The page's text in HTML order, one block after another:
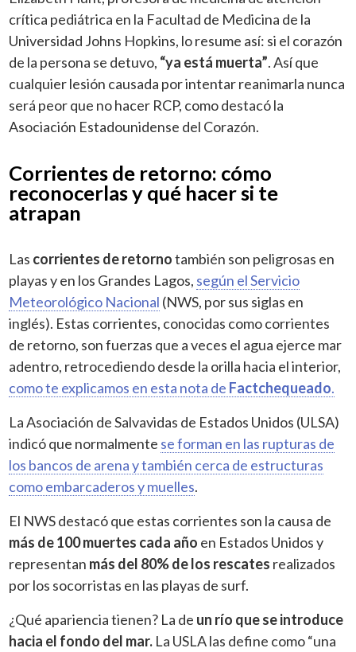
crítica pediátrica en la Facultad de Medicina de la
Universidad Johns Hopkins, lo resume así: si el corazón
de la persona se detuvo, “ya está muerta”. Así que
cualquier lesión causada por intentar reanimarla nunca
será peor que no hacer RCP, como destacó la
Asociación Estadounidense del Corazón.
Corrientes de retorno: cómo
reconocerlas y qué hacer si te
atrapan
Las corrientes de retornotambién son peligrosas en
playas y en los Grandes Lagos, según el Servicio
Meteorológico Nacional (NWS, por sus siglas en
inglés). Estas corrientes, conocidas como corrientes
de retorno, son fuerzas que a veces el agua ejerce mar
adentro, retrocediendo desde la orilla hacia el interior,
como te explicamos en esta nota de Factchequeado.
La Asociación de Salvavidas de Estados Unidos (ULSA)
indicó que normalmente se forman en las rupturas de
los bancos de arena y también cerca de estructuras
como embarcaderos y muelles.
El NWS destacó que estas corrientes son la causa de
más de 100 muertes cada año en Estados Unidos y
representan más del 80% de los rescates realizados
por los socorristas en las playas de surf.
¿Qué apariencia tienen? La de un río que se introduce
hacia el fondo del mar. La USLA las define como “una